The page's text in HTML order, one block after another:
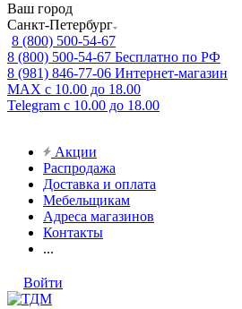
Ваш город
Санкт-Петербург
8 (800) 500-54-67
8 (800) 500-54-67 Бесплатно по РФ
8 (981) 846-77-06 Интернет-магазин
MAX с 10.00 до 18.00
Telegram с 10.00 до 18.00
Акции
Распродажа
Доставка и оплата
Мебельщикам
Адреса магазинов
Контакты
...
Войти